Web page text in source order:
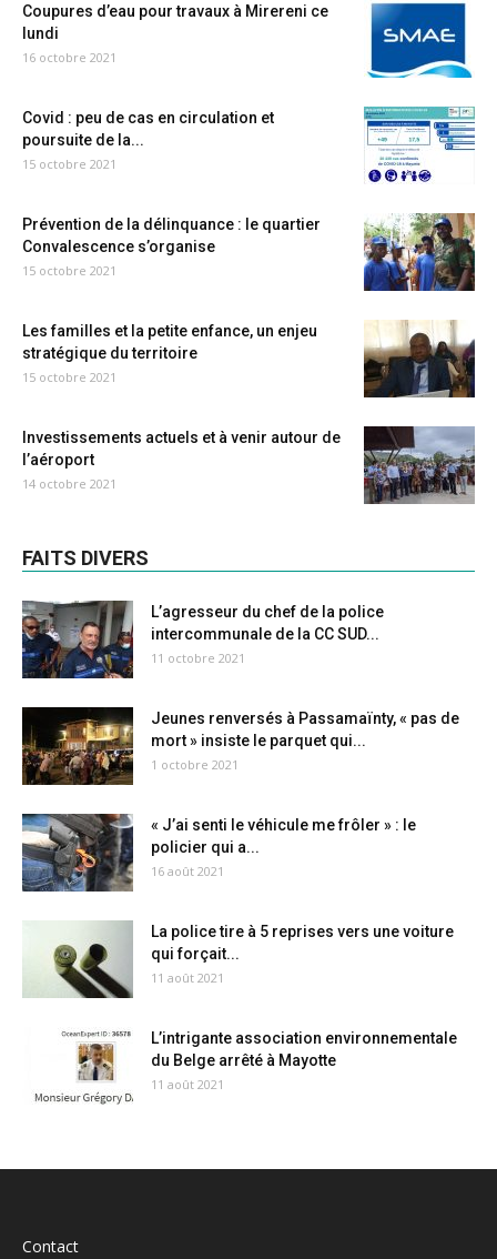
Coupures d’eau pour travaux à Mirereni ce
lundi
16 octobre 2021
Covid : peu de cas en circulation et
poursuite de la...
15 octobre 2021
Prévention de la délinquance : le quartier
Convalescence s’organise
15 octobre 2021
Les familles et la petite enfance, un enjeu
stratégique du territoire
15 octobre 2021
Investissements actuels et à venir autour de
l’aéroport
14 octobre 2021
FAITS DIVERS
L’agresseur du chef de la police
intercommunale de la CC SUD...
11 octobre 2021
Jeunes renversés à Passamaïnty, « pas de
mort » insiste le parquet qui...
1 octobre 2021
« J’ai senti le véhicule me frôler » : le
policier qui a...
16 août 2021
La police tire à 5 reprises vers une voiture
qui forçait...
11 août 2021
L’intrigante association environnementale
du Belge arrêté à Mayotte
11 août 2021
Contact